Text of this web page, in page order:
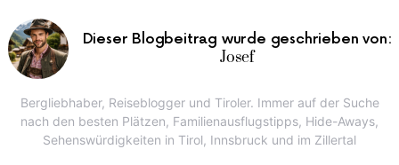
Dieser Blogbeitrag wurde geschrieben von:
Josef
Bergliebhaber, Reiseblogger und Tiroler. Immer auf der Suche
nach den besten Plätzen, Familienausflugstipps, Hide-Aways,
Sehenswürdigkeiten in Tirol, Innsbruck und im Zillertal